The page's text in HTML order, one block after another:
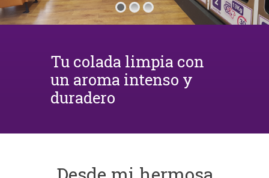
Tu colada limpia con
un aroma intenso y
duradero